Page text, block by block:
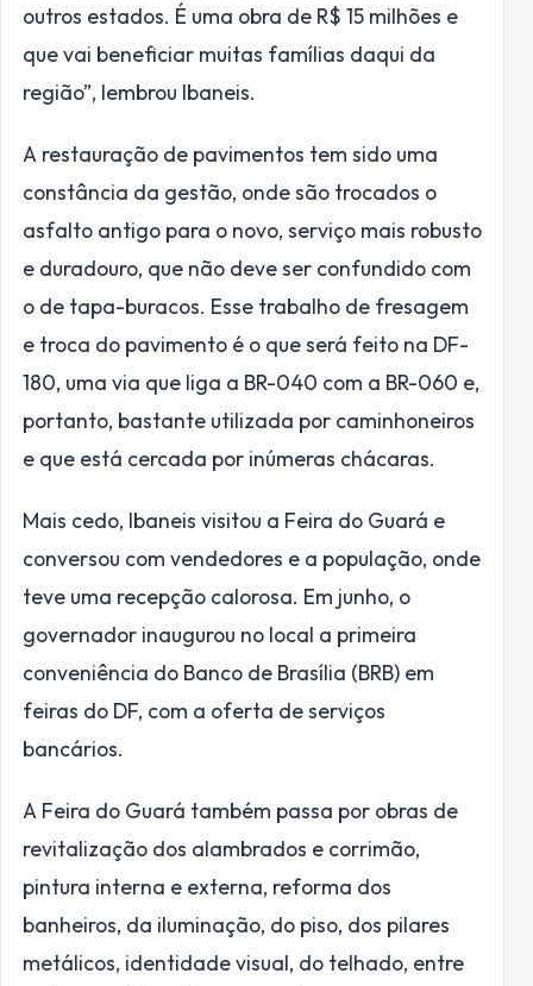
outros estados. É uma obra de R$ 15 milhões e
que vai beneficiar muitas famílias daqui da
região”, lembrou Ibaneis.
A restauração de pavimentos tem sido uma
constância da gestão, onde são trocados o
asfalto antigo para o novo, serviço mais robusto
e duradouro, que não deve ser confundido com
o de tapa-buracos. Esse trabalho de fresagem
e troca do pavimento é o que será feito na DF-
180, uma via que liga a BR-040 com a BR-060 e,
portanto, bastante utilizada por caminhoneiros
e que está cercada por inúmeras chácaras.
Mais cedo, Ibaneis visitou a Feira do Guará e
conversou com vendedores e a população, onde
teve uma recepção calorosa. Em junho, o
governador inaugurou no local a primeira
conveniência do Banco de Brasília (BRB) em
feiras do DF, com a oferta de serviços
bancários.
A Feira do Guará também passa por obras de
revitalização dos alambrados e corrimão,
pintura interna e externa, reforma dos
banheiros, da iluminação, do piso, dos pilares
metálicos, identidade visual, do telhado, entre